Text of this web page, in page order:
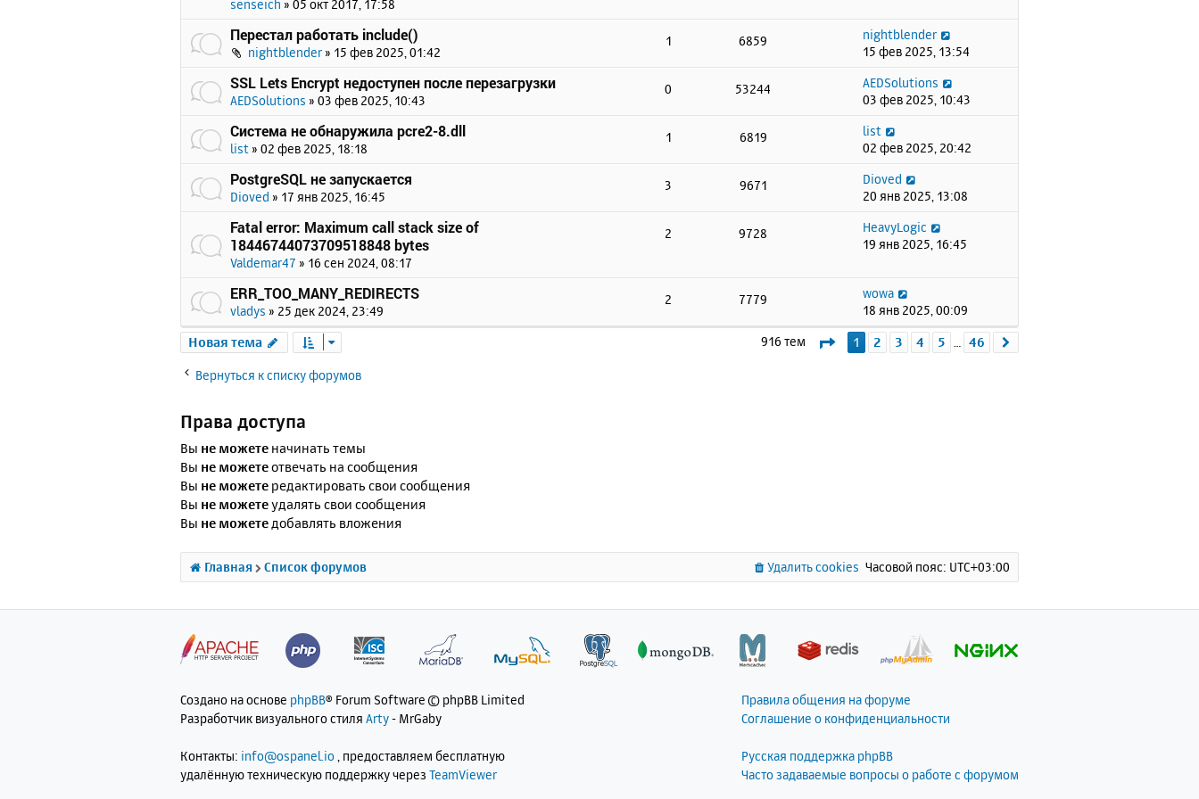
senseich » 05 окт 2017, 17:58
Перестал работать include()
nightblender» 15 фев 2025, 01:42
1 6859
nightblender
15 фев 2025, 13:54
SSL Lets Encrypt недоступен после перезагрузки
AEDSolutions » 03 фев 2025, 10:43
0 53244
AEDSolutions
03 фев 2025, 10:43
Система не обнаружила pcre2-8.dll
list » 02 фев 2025, 18:18
1 6819
list
02 фев 2025, 20:42
PostgreSQL не запускается
Dioved » 17 янв 2025, 16:45
3 9671
Dioved
20 янв 2025, 13:08
Fatal error: Maximum call stack size of
18446744073709518848 bytes
Valdemar47 » 16 сен 2024, 08:17
2 9728
HeavyLogic
19 янв 2025, 16:45
ERR_TOO_MANY_REDIRECTS
vladys » 25 дек 2024, 23:49
2 7779
wowa
18 янв 2025, 00:09
Новая тема 916 тем Страница1 из 46
1 2 3 4 5 … 46
Вернуться к списку форумов
Права доступа
Вы не можете начинать темы
Вы не можетеотвечать на сообщения
Вы не можете редактировать свои сообщения
Вы не можетеудалять свои сообщения
Вы не можетедобавлять вложения
Главная Список форумов Часовой пояс: UTC+03:00
Удалить cookies
Создано на основе phpBB® Forum Software © phpBB Limited
Разработчик визуального стиля Arty- MrGaby
Контакты: info@ospanel.io , предоставляем бесплатную
удалённую техническую поддержку через TeamViewer
Правила общения на форуме
Соглашение о конфиденциальности
Русская поддержка phpBB
Часто задаваемые вопросы о работе с форумом